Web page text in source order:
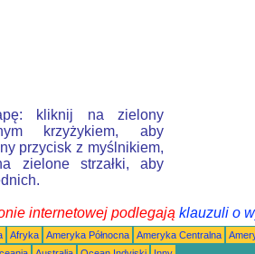
kliknij na zielony
krzyżykiem, aby
przycisk z myślnikiem,
zielone strzałki, aby
internetowej podlegają klauzuli o
Afryka Ameryka Północna Ameryka Centralna